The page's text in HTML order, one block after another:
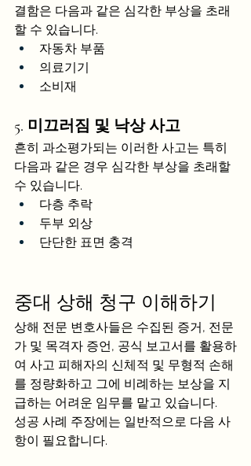
결함은 다음과 같은 심각한 부상을 초래
할 수 있습니다.
자동차 부품
의료기기
소비재
5. 미끄러짐 및 낙상 사고
흔히 과소평가되는 이러한 사고는 특히
다음과 같은 경우 심각한 부상을 초래할
수 있습니다.
다층 추락
두부 외상
단단한 표면 충격
중대 상해 청구 이해하기
상해 전문 변호사들은 수집된 증거, 전문
가 및 목격자 증언, 공식 보고서를 활용하
여 사고 피해자의 신체적 및 무형적 손해
를 정량화하고 그에 비례하는 보상을 지
급하는 어려운 임무를 맡고 있습니다.
성공 사례 주장에는 일반적으로 다음 사
항이 필요합니다.